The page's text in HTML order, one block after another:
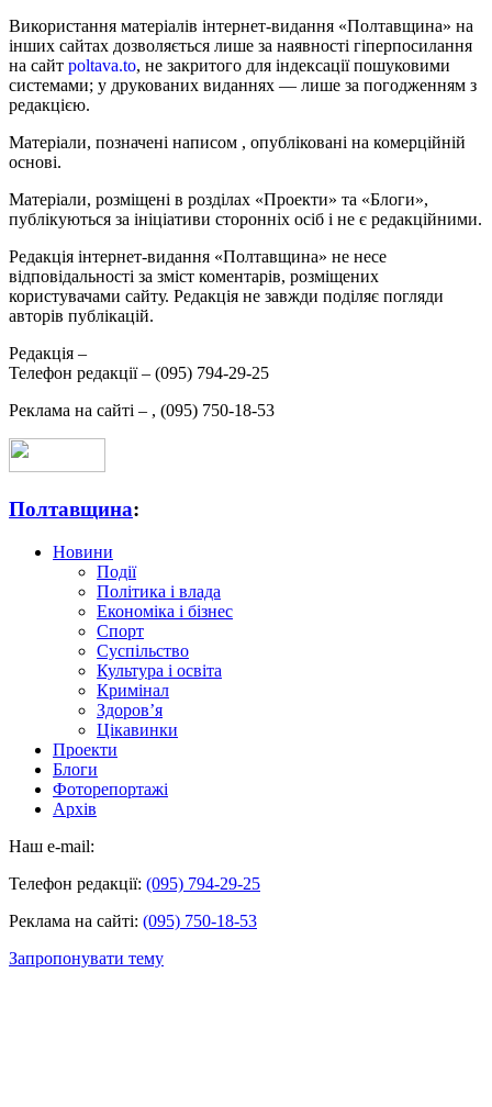
Використання матеріалів інтернет-видання «Полтавщина» на
інших сайтах дозволяється лише за наявності гіперпосилання
на сайт poltava.to, не закритого для індексації пошуковими
системами; у друкованих виданнях — лише за погодженням з
редакцією.
Матеріали, позначені написом , опубліковані на комерційній
основі.
Матеріали, розміщені в розділах «Проекти» та «Блоги»,
публікуються за ініціативи сторонніх осіб і не є редакційними.
Редакція інтернет-видання «Полтавщина» не несе
відповідальності за зміст коментарів, розміщених
користувачами сайту. Редакція не завжди поділяє погляди
авторів публікацій.
Редакція –
Телефон редакції – (095) 794-29-25
Реклама на сайті – , (095) 750-18-53
Полтавщина:
Новини
Події
Політика і влада
Економіка і бізнес
Спорт
Суспільство
Культура і освіта
Кримінал
Здоров’я
Цікавинки
Проекти
Блоги
Фоторепортажі
Архів
Наш e-mail:
Телефон редакції: (095) 794-29-25
Реклама на сайті: (095) 750-18-53
Запропонувати тему